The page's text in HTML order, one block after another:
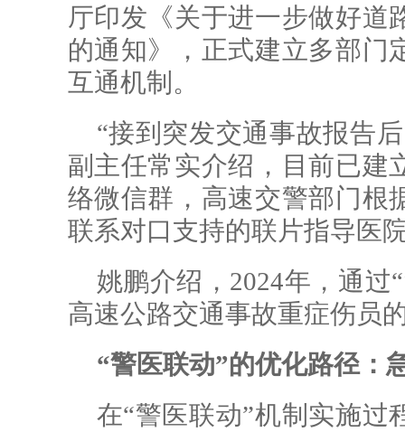
厅印发《关于进一步做好道
的通知》，正式建立多部门
互通机制。
“接到突发交通事故报告
副主任常实介绍，目前已建
络微信群，高速交警部门根
联系对口支持的联片指导医
姚鹏介绍，2024年，通过
高速公路交通事故重症伤员
“警医联动”的优化路径：
在“警医联动”机制实施过